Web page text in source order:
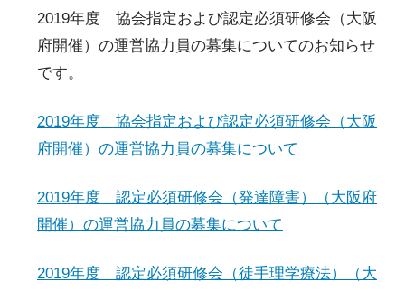
2019年度 協会指定および認定必須研修会（大阪
府開催）の運営協力員の募集についてのお知らせ
です。
2019年度 協会指定および認定必須研修会（大阪
府開催）の運営協力員の募集について
2019年度 認定必須研修会（発達障害）（大阪府
開催）の運営協力員の募集について
2019年度 認定必須研修会（徒手理学療法）（大